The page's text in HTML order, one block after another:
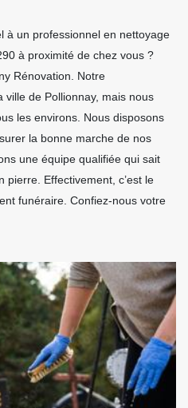
à un professionnel en nettoyage
à proximité de chez vous ?
Rénovation. Notre
de Pollionnay, mais nous
les environs. Nous disposons
la bonne marche de nos
une équipe qualifiée qui sait
Effectivement, c’est le
funéraire. Confiez-nous votre